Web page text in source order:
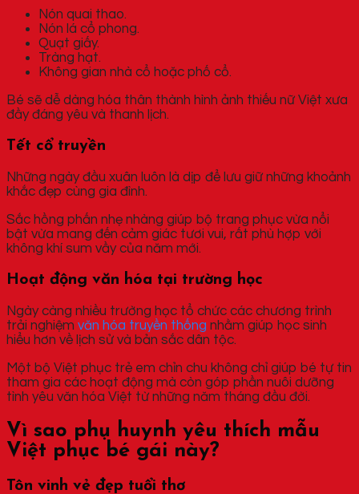
Nón quai thao.
Nón lá cổ phong.
Quạt giấy.
Tràng hạt.
Không gian nhà cổ hoặc phố cổ.
Bé sẽ dễ dàng hóa thân thành hình ảnh thiếu nữ Việt xưa
đầy đáng yêu và thanh lịch.
Tết cổ truyền
Những ngày đầu xuân luôn là dịp để lưu giữ những khoảnh
khắc đẹp cùng gia đình.
Sắc hồng phấn nhẹ nhàng giúp bộ trang phục vừa nổi
bật vừa mang đến cảm giác tươi vui, rất phù hợp với
không khí sum vầy của năm mới.
Hoạt động văn hóa tại trường học
Ngày càng nhiều trường học tổ chức các chương trình
trải nghiệm văn hóa truyền thống nhằm giúp học sinh
hiểu hơn về lịch sử và bản sắc dân tộc.
Một bộ Việt phục trẻ em chỉn chu không chỉ giúp bé tự tin
tham gia các hoạt động mà còn góp phần nuôi dưỡng
tình yêu văn hóa Việt từ những năm tháng đầu đời.
Vì sao phụ huynh yêu thích mẫu
Việt phục bé gái này?
Tôn vinh vẻ đẹp tuổi thơ